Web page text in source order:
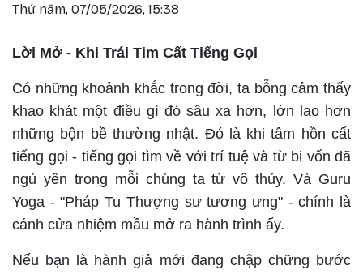
Thứ năm, 07/05/2026, 15:38
Lời Mở - Khi Trái Tim Cất Tiếng Gọi
Có những khoảnh khắc trong đời, ta bỗng cảm thấy
khao khát một điều gì đó sâu xa hơn, lớn lao hơn
những bộn bề thường nhật. Đó là khi tâm hồn cất
tiếng gọi - tiếng gọi tìm về với trí tuệ và từ bi vốn đã
ngủ yên trong mỗi chúng ta từ vô thủy. Và Guru
Yoga - "Pháp Tu Thượng sư tương ưng" - chính là
cánh cửa nhiệm mầu mở ra hành trình ấy.
Nếu bạn là hành giả mới đang chập chững bước